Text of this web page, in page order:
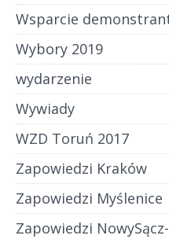
Wsparcie
Wybory 2019
wydarzenie
Wywiady
WZD Toruń 2017
Zapowiedzi Kraków
Zapowiedzi Myślenice
Zapowiedzi